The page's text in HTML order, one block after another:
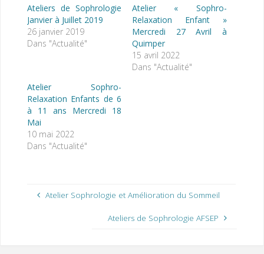
Ateliers de Sophrologie
Janvier à Juillet 2019
26 janvier 2019
Dans "Actualité"
Atelier « Sophro-
Relaxation Enfant »
Mercredi 27 Avril à
Quimper
15 avril 2022
Dans "Actualité"
Atelier Sophro-
Relaxation Enfants de 6
à 11 ans Mercredi 18
Mai
10 mai 2022
Dans "Actualité"
Atelier Sophrologie et Amélioration du Sommeil
Ateliers de Sophrologie AFSEP